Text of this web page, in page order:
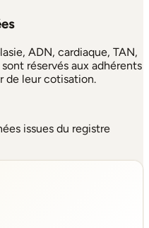
ADN, cardiaque, TAN,
réservés aux adhérents
de leur cotisation.
issues du registre